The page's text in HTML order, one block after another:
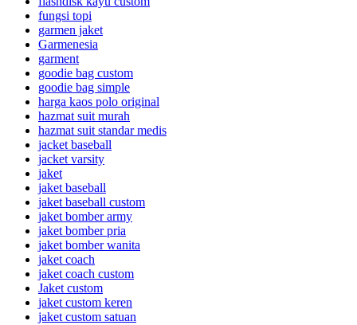
fungsi topi
garmen jaket
Garmenesia
garment
goodie bag custom
goodie bag simple
harga kaos polo original
hazmat suit murah
hazmat suit standar medis
jacket baseball
jacket varsity
jaket
jaket baseball
jaket baseball custom
jaket bomber army
jaket bomber pria
jaket bomber wanita
jaket coach
jaket coach custom
Jaket custom
jaket custom keren
jaket custom satuan